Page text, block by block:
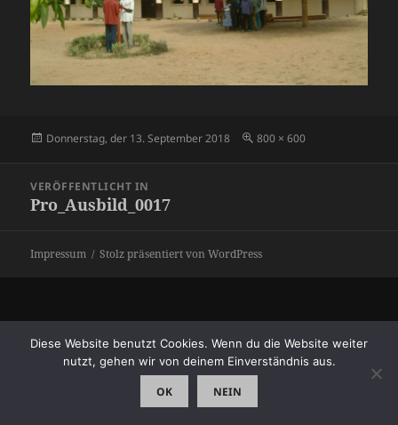
Veröffentlicht
Donnerstag, der 13. September 2018 Originalgröße
800 × 600
VERÖFFENTLICHT IN
Pro_Ausbild_0017
Impressum Stolz präsentiert von WordPress
Diese Website benutzt Cookies. Wenn du die Website weiter
nutzt, gehen wir von deinem Einverständnis aus.
OK NEIN